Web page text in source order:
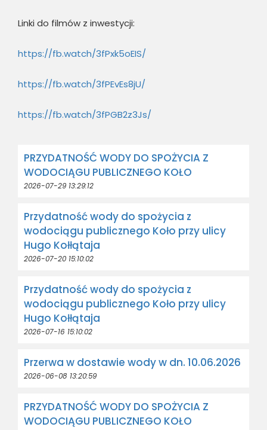
Linki do filmów z inwestycji:
https://fb.watch/3fPxk5oEIS/
https://fb.watch/3fPEvEs8jU/
https://fb.watch/3fPGB2z3Js/
PRZYDATNOŚĆ WODY DO SPOŻYCIA Z
WODOCIĄGU PUBLICZNEGO KOŁO
2026-07-29 13:29:12
Przydatność wody do spożycia z
wodociągu publicznego Koło przy ulicy
Hugo Kołłątaja
2026-07-20 15:10:02
Przydatność wody do spożycia z
wodociągu publicznego Koło przy ulicy
Hugo Kołłątaja
2026-07-16 15:10:02
Przerwa w dostawie wody w dn. 10.06.2026
2026-06-08 13:20:59
PRZYDATNOŚĆ WODY DO SPOŻYCIA Z
WODOCIĄGU PUBLICZNEGO KOŁO